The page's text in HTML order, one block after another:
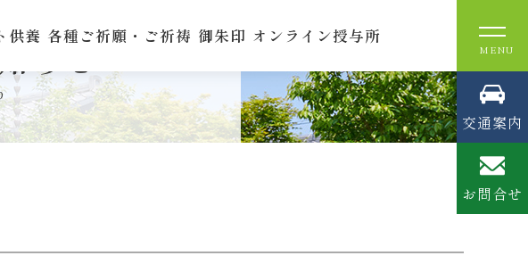
供養 各種ご祈願・ご祈祷 御朱印 オンライン授与所
交通案内
お問合せ
らせ